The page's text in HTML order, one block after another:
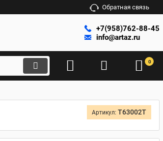
Обратная связь
+7(958)762-88-45
info@artaz.ru
0
Артикул: T63002T